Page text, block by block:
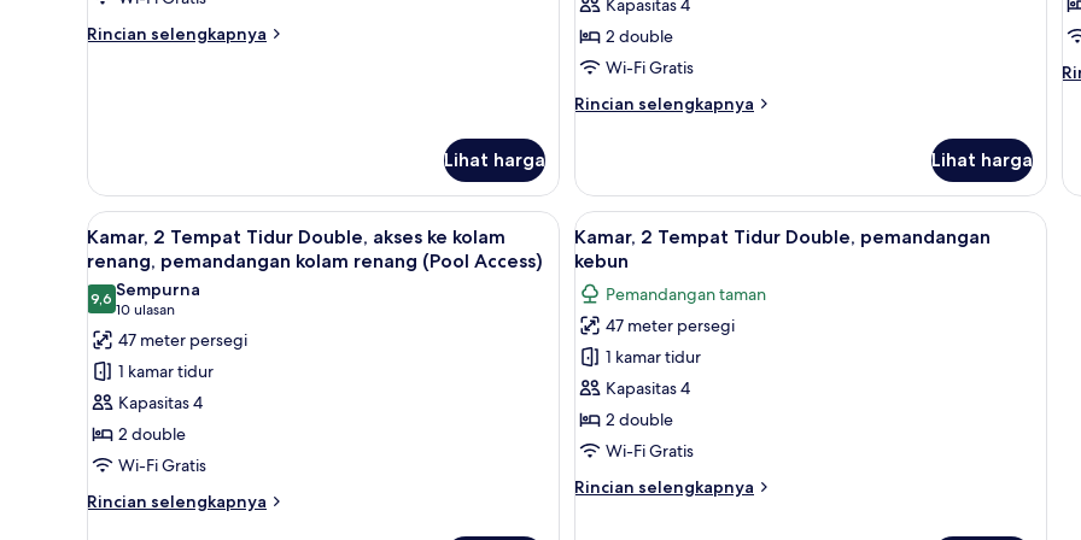
Rincian selengkapnya
Rincian
tidur
Lihat harga
Double,
pemandangan
kebun
Kapasitas 4
2 double
Wi-Fi Gratis
Rincian selengkapnya
Rincian
Kamar,
Tempat
Tidur
pemandangan
kebun
Lihat harga
2
Lihat
semua
foto
untuk
Kamar,
2
Tempat
Tidur
Double,
akses
ke
Kamar, 2 Tempat Tidur Double, akses ke kolam renang, pemandangan kolam renang (Pool Access) | Seprai
6
Kamar, 2 Tempat Tidur Double, akses ke kolam
renang, pemandangan kolam renang (Pool Access)
9,69,6 dari 10
Sempurna
10 ulasan
(10
ulasan)
47 meter persegi
1 kamar tidur
Kapasitas 4
2 double
Wi-Fi Gratis
Rincian selengkapnya
Rincian
Lihat
semua
foto
untuk
Kamar,
2
Tempat
Tidur
Double,
kebun
Seprai premium, minibar, brankas, dan
6
Kamar, 2 Tempat Tidur Double, pemandangan
kebun
Pemandangan taman
47 meter persegi
1 kamar tidur
Kapasitas 4
2 double
Wi-Fi Gratis
Rincian selengkapnya
Rincian